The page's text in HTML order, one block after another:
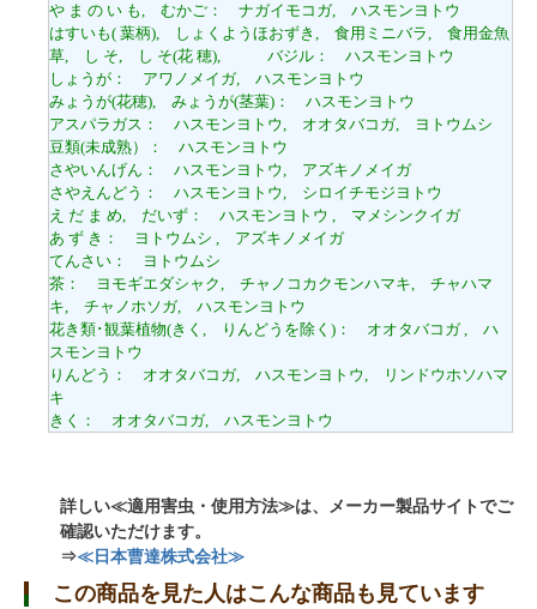
や ま の い も, むかご： ナガイモコガ, ハスモンヨトウ
はすいも( 葉柄), しょくようほおずき, 食用ミニバラ, 食用金魚
草, し そ, し そ(花 穂), バジル： ハスモンヨトウ
しょうが： アワノメイガ, ハスモンヨトウ
みょうが(花穂), みょうが(茎葉)： ハスモンヨトウ
アスパラガス： ハスモンヨトウ, オオタバコガ, ヨトウムシ
豆類(未成熟）： ハスモンヨトウ
さやいんげん： ハスモンヨトウ, アズキノメイガ
さやえんどう： ハスモンヨトウ, シロイチモジヨトウ
え だ ま め, だいず： ハスモンヨトウ , マメシンクイガ
あ ず き： ヨトウムシ , アズキノメイガ
てんさい： ヨトウムシ
茶： ヨモギエダシャク, チャノコカクモンハマキ, チャハマ
キ, チャノホソガ, ハスモンヨトウ
花き類･観葉植物(きく, りんどうを除く)： オオタバコガ , ハ
スモンヨトウ
りんどう： オオタバコガ, ハスモンヨトウ, リンドウホソハマ
キ
きく： オオタバコガ, ハスモンヨトウ
詳しい≪適用害虫・使用方法≫は、メーカー製品サイトでご
確認いただけます。
⇒≪日本曹達株式会社≫
この商品を見た人はこんな商品も見ています